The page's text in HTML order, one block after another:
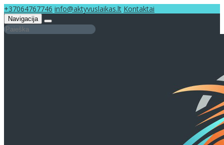
+37064767746 info@aktyvuslaikas.lt Kontaktai
Navigacija